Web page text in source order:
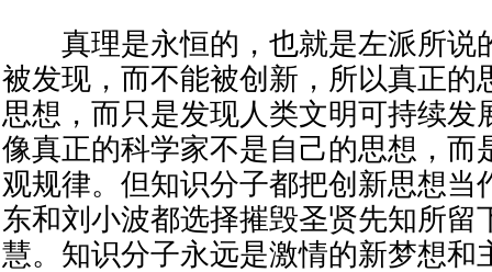
真理是永恒的，也就是左派所说
被发现，而不能被创新，所以真正的
思想，而只是发现人类文明可持续发
像真正的科学家不是自己的思想，而
观规律。但知识分子都把创新思想当
东和刘小波都选择摧毁圣贤先知所留
慧。知识分子永远是激情的新梦想和